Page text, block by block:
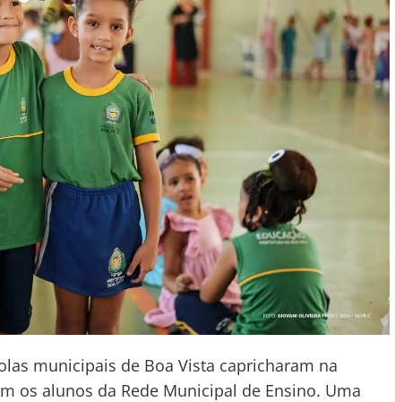
municipais de Boa Vista capricharam na
os alunos da Rede Municipal de Ensino. Uma